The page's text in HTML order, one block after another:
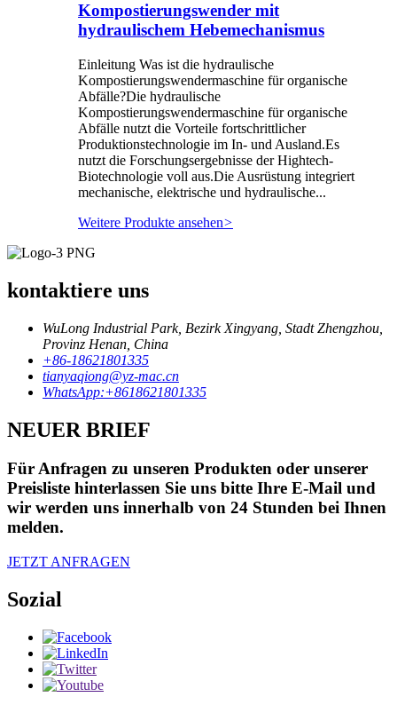
Kompostierungswender mit
hydraulischem Hebemechanismus
Einleitung Was ist die hydraulische
Kompostierungswendermaschine für organische
Abfälle?Die hydraulische
Kompostierungswendermaschine für organische
Abfälle nutzt die Vorteile fortschrittlicher
Produktionstechnologie im In- und Ausland.Es
nutzt die Forschungsergebnisse der Hightech-
Biotechnologie voll aus.Die Ausrüstung integriert
mechanische, elektrische und hydraulische...
Weitere Produkte ansehen>
kontaktiere uns
WuLong Industrial Park, Bezirk Xingyang, Stadt Zhengzhou,
Provinz Henan, China
+86-18621801335
tianyaqiong@yz-mac.cn
WhatsApp:+8618621801335
NEUER BRIEF
Für Anfragen zu unseren Produkten oder unserer
Preisliste hinterlassen Sie uns bitte Ihre E-Mail und
wir werden uns innerhalb von 24 Stunden bei Ihnen
melden.
JETZT ANFRAGEN
Sozial